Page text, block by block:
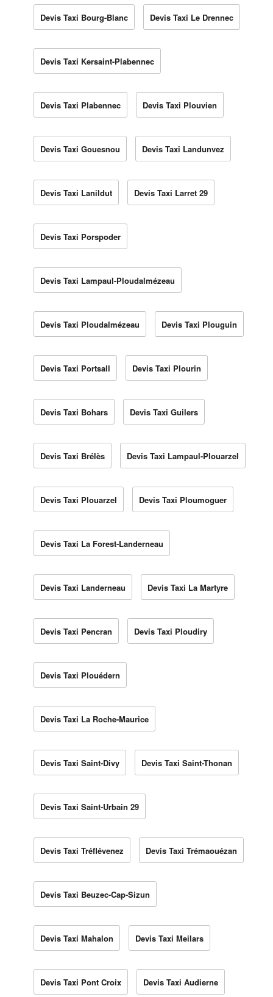
Devis Taxi Bourg-Blanc Devis Taxi Le Drennec
Devis Taxi Kersaint-Plabennec
Devis Taxi Plabennec Devis Taxi Plouvien
Devis Taxi Gouesnou Devis Taxi Landunvez
Devis Taxi Lanildut Devis Taxi Larret 29
Devis Taxi Porspoder
Devis Taxi Lampaul-Ploudalmézeau
Devis Taxi Ploudalmézeau Devis Taxi Plouguin
Devis Taxi Portsall Devis Taxi Plourin
Devis Taxi Bohars Devis Taxi Guilers
Devis Taxi Brélès Devis Taxi Lampaul-Plouarzel
Devis Taxi Plouarzel Devis Taxi Ploumoguer
Devis Taxi La Forest-Landerneau
Devis Taxi Landerneau Devis Taxi La Martyre
Devis Taxi Pencran Devis Taxi Ploudiry
Devis Taxi Plouédern
Devis Taxi La Roche-Maurice
Devis Taxi Saint-Divy Devis Taxi Saint-Thonan
Devis Taxi Saint-Urbain 29
Devis Taxi Tréflévenez Devis Taxi Trémaouézan
Devis Taxi Beuzec-Cap-Sizun
Devis Taxi Mahalon Devis Taxi Meilars
Devis Taxi Pont Croix Devis Taxi Audierne